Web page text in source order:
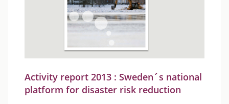
Activity report 2013 : Sweden´s national
platform for disaster risk reduction